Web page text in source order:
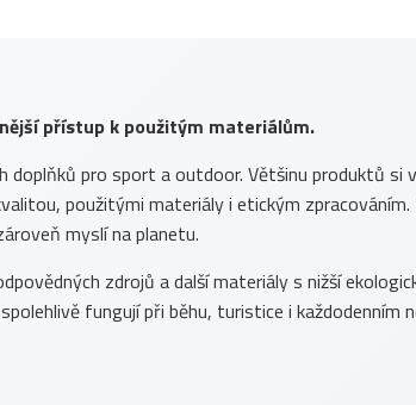
přístup k použitým materiálům.
doplňků pro sport a outdoor. Většinu produktů si
použitými materiály i etickým zpracováním.
myslí na planetu.
zdrojů a další materiály s nižší
fungují při běhu, turistice i každodenním